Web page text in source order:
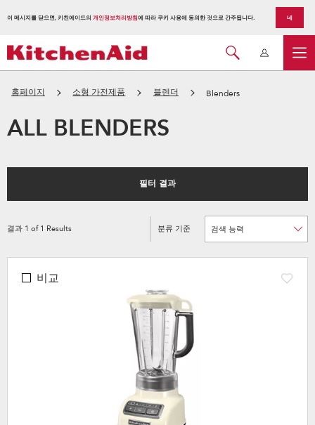
이 메시지를 닫으면, 키친에이드의 개인정보처리방침에 따라 쿠키 사용에 동의한 것으로 간주됩니다. 네
홈페이지 소형 가전제품 블렌더 Blenders
ALL BLENDERS
필터 결과
결과 1 of 1 Results
Content
of
page
분류 기준
Changing
the
by
will
refresh
updating
the
content
비교